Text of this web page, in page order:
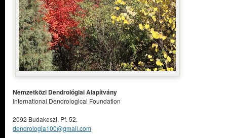
Nemzetközi Dendrológiai Alapítvány
International Dendrological Foundation
2092 Budakeszi, Pf. 52.
dendrologia100@gmail.com